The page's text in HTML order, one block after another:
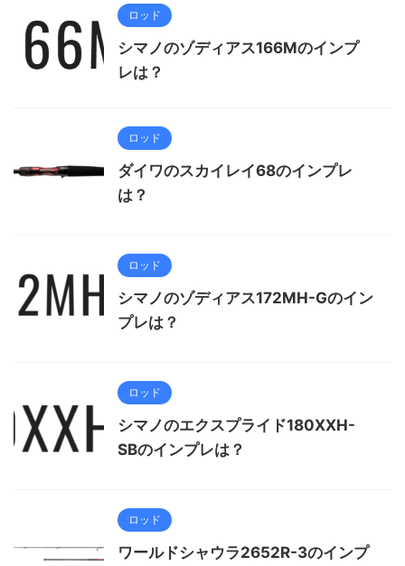
ロッド
シマノのゾディアス166Mのインプ
レは？
ロッド
ダイワのスカイレイ68のインプレ
は？
ロッド
シマノのゾディアス172MH-Gのイン
プレは？
ロッド
シマノのエクスプライド180XXH-
SBのインプレは？
ロッド
ワールドシャウラ2652R-3のインプ